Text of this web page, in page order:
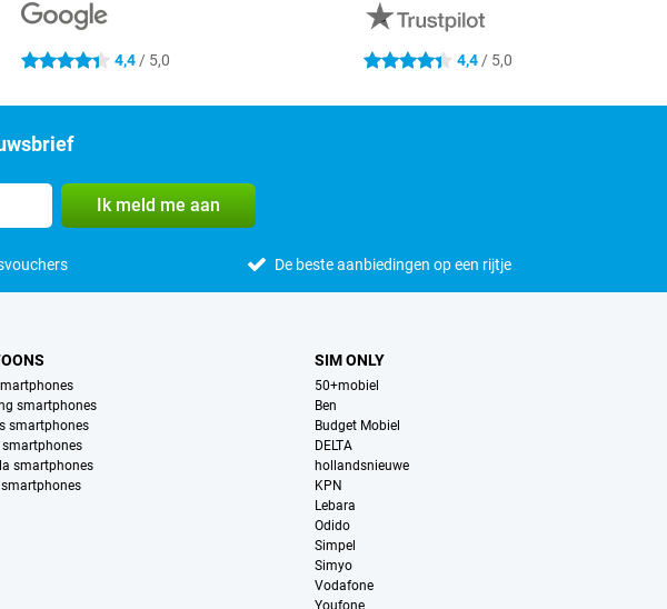
4.4 sterren 4,4 / 5,0 4.4 sterren 4,4 / 5,0
Ik meld me aan
De beste aanbiedingen op een rijtje
smartphones
smartphones
smartphones
SIM ONLY
50+mobiel
Ben
Budget Mobiel
DELTA
hollandsnieuwe
KPN
Lebara
Odido
Simpel
Simyo
Vodafone
Youfone